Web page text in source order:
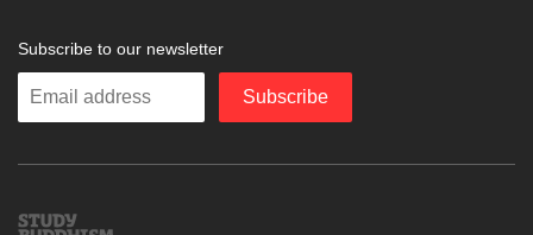
Subscribe to our newsletter
Enter
Subscribe
Study